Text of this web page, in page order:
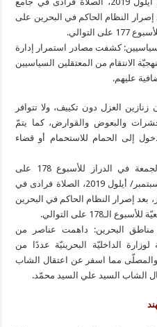
إصرار النظام الحاكم في البحرين على
التوالي.
كشفت مصادر استمرار إدارة
الانتقام من المعتقلين السياسيين
عليهم.
العزل دون تكييف، ولا تتوافر
والبعوض والقوارض، كما يتمّ
إلى الحمام للاستحمام أو قضاء
سلطات البحرين تمنع صلاة الجمعة في الدراز للأسبوع 178 على
التوالي: أقام الأهالي يوم الجمعة 20 سبتمبر/ أيلول 2019، الصلاة فرادى في
بعد إصرار النظام الحاكم في البحرين
على التوالي.
البحرين: داهمت عناصر من
لوزارة الداخليّة البحرينيّة عددًا من
والمصلّى مما اسفر عن اعتقال الشاب
الشاب السيد علي السيد محمّد.